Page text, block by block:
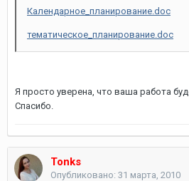
Календарное_планирование.doc
тематическое_планирование.doc
Я просто уверена, что ваша работа
Спасибо.
Tonks
Опубликовано: 31 марта, 2010